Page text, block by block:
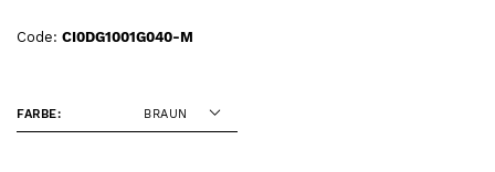
Code: CI0DG1001G040-M
FARBE: BRAUN